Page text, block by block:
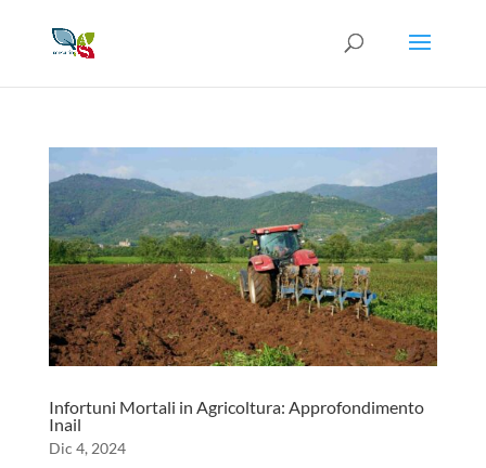
Infortuni Mortali in Agricoltura: Approfondimento
Inail
Dic 4, 2024